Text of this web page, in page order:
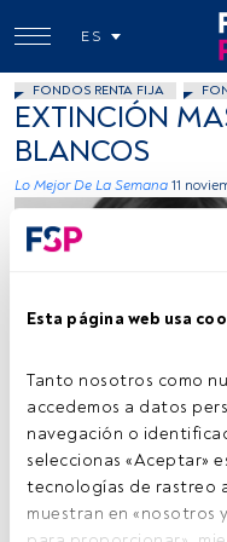
Esta página web usa
Tanto nosotros como
accedemos a datos
navegación o
seleccionas «Aceptar»
tecnologías de rastreo
muestran en «nosotros
ES
FONDOS RENTA FIJA
EXTINCIÓN
BLANCOS
Lo Mejor De La Semana 11
Funds People
Tiempo lectura: